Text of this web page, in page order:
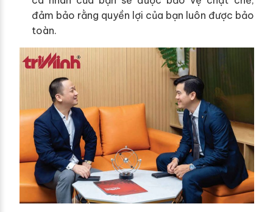
đảm bảo rằng quyền lợi của bạn luôn được bảo
toàn.